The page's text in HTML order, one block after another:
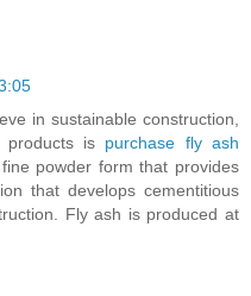
in sustainable construction,
is purchase fly ash
powder form that provides
that develops cementitious
Fly ash is produced at